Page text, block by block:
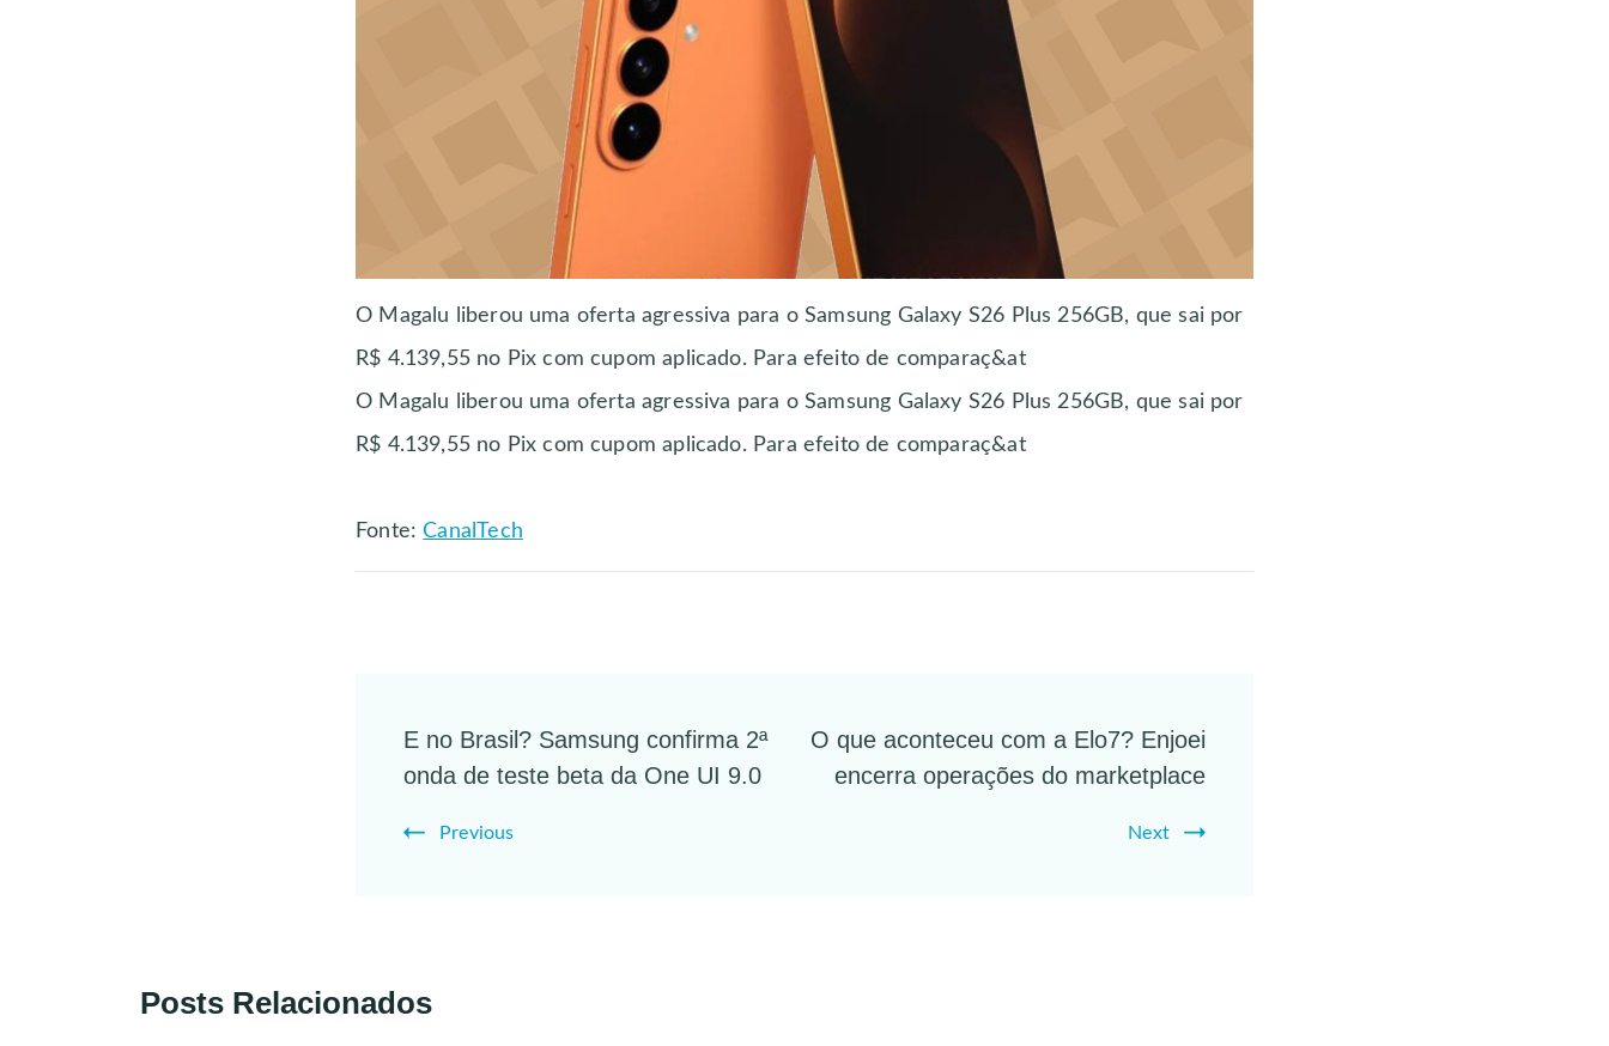
O Magalu liberou uma oferta agressiva para o Samsung Galaxy S26 Plus 256GB, que sai por
R$ 4.139,55 no Pix com cupom aplicado. Para efeito de comparaç&at
O Magalu liberou uma oferta agressiva para o Samsung Galaxy S26 Plus 256GB, que sai por
R$ 4.139,55 no Pix com cupom aplicado. Para efeito de comparaç&at
Fonte:CanalTech
Navigation
E no Brasil? Samsung confirma 2ª
onda de teste beta da One UI 9.0
Previous
O que aconteceu com a Elo7? Enjoei
encerra operações do marketplace
Next
Posts Relacionados